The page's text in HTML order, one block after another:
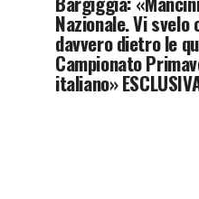
Nazionale. Vi
davvero dietro le
Campionato
italiano»